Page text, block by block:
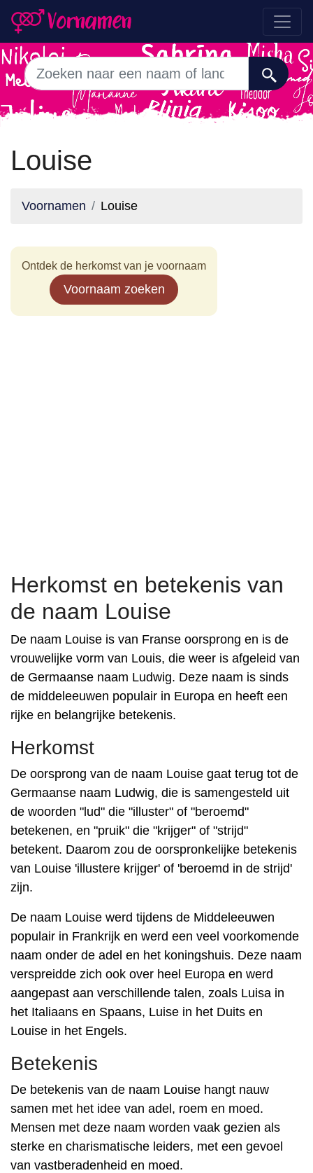
Louise
Voornamen Louise
Ontdek de herkomst van je voornaam
Voornaam zoeken
Herkomst en betekenis van
de naam Louise
De naam Louise is van Franse oorsprong en is de
vrouwelijke vorm van Louis, die weer is afgeleid van
de Germaanse naam Ludwig. Deze naam is sinds
de middeleeuwen populair in Europa en heeft een
rijke en belangrijke betekenis.
Herkomst
De oorsprong van de naam Louise gaat terug tot de
Germaanse naam Ludwig, die is samengesteld uit
de woorden "lud" die "illuster" of "beroemd"
betekenen, en "pruik" die "krijger" of "strijd"
betekent. Daarom zou de oorspronkelijke betekenis
van Louise 'illustere krijger' of 'beroemd in de strijd'
zijn.
De naam Louise werd tijdens de Middeleeuwen
populair in Frankrijk en werd een veel voorkomende
naam onder de adel en het koningshuis. Deze naam
verspreidde zich ook over heel Europa en werd
aangepast aan verschillende talen, zoals Luisa in
het Italiaans en Spaans, Luise in het Duits en
Louise in het Engels.
Betekenis
De betekenis van de naam Louise hangt nauw
samen met het idee van adel, roem en moed.
Mensen met deze naam worden vaak gezien als
sterke en charismatische leiders, met een gevoel
van vastberadenheid en moed.